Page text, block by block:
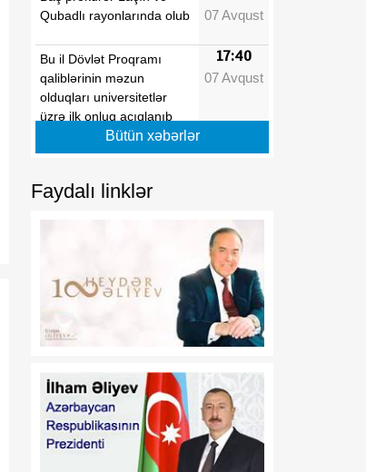
Qubadlı rayonlarında olub
07 Avqust
Bu il Dövlət Proqramı
qaliblərinin məzun
olduqları universitetlər
üzrə ilk onluq açıqlanıb
17:40
07 Avqust
modelinə beynəlxalq
dəstəyi təsdiqlədi
17:39
dərəcələri üzrə sınaq
imtahanlarına cəlb
17:36
07 Avqust
elementinə çevrilən
Zəngəzur dəhlizi: Birillik
Vaşinqton diplomatiyasının
uğurları
07 Avqust
Bütün xəbərlər
Faydalı linklər